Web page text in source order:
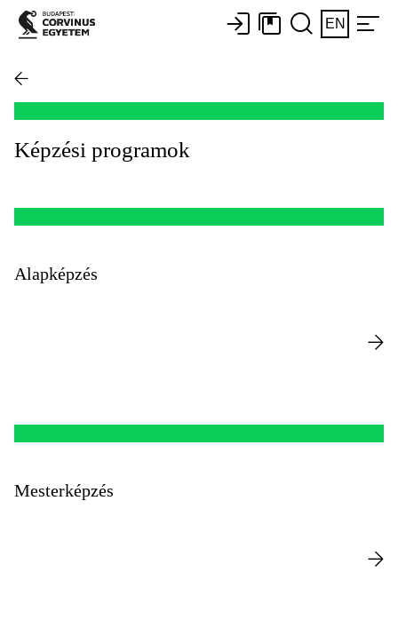
EN
Képzési programok
Alapképzés
Mesterképzés